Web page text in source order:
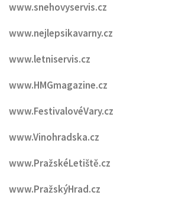
www.snehovyservis.cz
www.nejlepsikavarny.cz
www.letniservis.cz
www.HMGmagazine.cz
www.FestivalovéVary.cz
www.Vinohradska.cz
www.PražskéLetiště.cz
www.PražskýHrad.cz